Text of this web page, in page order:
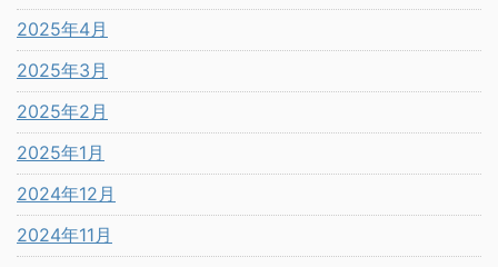
2025年4月
2025年3月
2025年2月
2025年1月
2024年12月
2024年11月